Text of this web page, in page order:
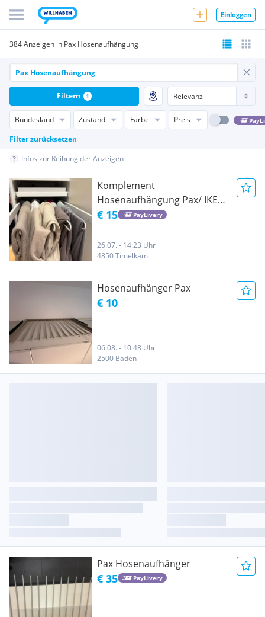
Einloggen
384 Anzeigen in Pax Hosenaufhängung
Bundesland Zustand Farbe Preis
Filter zurücksetzen
Filtern 1
Infos zur Reihung der Anzeigen
Komplement
Hosenaufhängung Pax/ IKEA
PAX/ PAX ZUBEHÖR
€ 15 PayLivery
26.07. - 14:23 Uhr
4850 Timelkam
Hosenaufhänger Pax
€ 10
06.08. - 10:48 Uhr
2500 Baden
Pax Hosenaufhänger
€ 35 PayLivery